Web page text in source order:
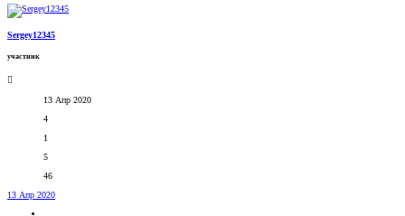
Sergey12345
участник
13 Апр 2020
4
1
5
46
13 Апр 2020